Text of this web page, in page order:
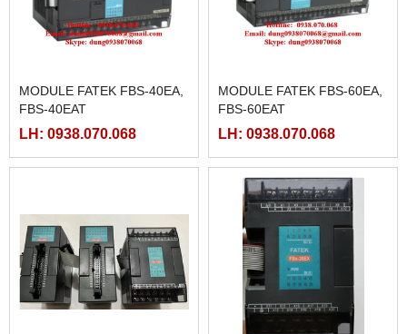
MODULE FATEK FBS-40EA,
FBS-40EAT
LH: 0938.070.068
MODULE FATEK FBS-60EA,
FBS-60EAT
LH: 0938.070.068